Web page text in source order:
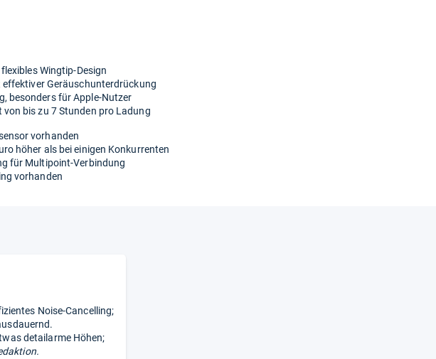
Wingtip-Design
Geräuschunterdrückung
besonders für Apple-Nutzer
von bis zu 7 Stunden pro Ladung
vorhanden
höher als bei einigen Konkurrenten
für Multipoint-Verbindung
vorhanden
Noise-Cancelling;
detailarme Höhen;